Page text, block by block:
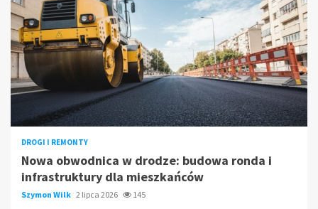
DROGI I REMONTY
Nowa obwodnica w drodze: budowa ronda i
infrastruktury dla mieszkańców
Szymon Wilk 2 lipca 2026 145